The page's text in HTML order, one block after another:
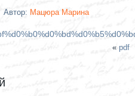
Автор: Мацюра Марина
«pdf